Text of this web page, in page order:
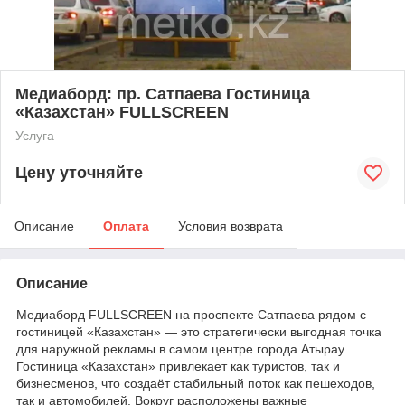
Медиаборд: пр. Сатпаева Гостиница
«Казахстан» FULLSCREEN
Услуга
Цену уточняйте
Описание Оплата Условия возврата
Описание
Медиаборд FULLSCREEN на проспекте Сатпаева рядом с
гостиницей «Казахстан» — это стратегически выгодная точка
для наружной рекламы в самом центре города Атырау.
Гостиница «Казахстан» привлекает как туристов, так и
бизнесменов, что создаёт стабильный поток как пешеходов,
так и автомобилей. Вокруг расположены важные